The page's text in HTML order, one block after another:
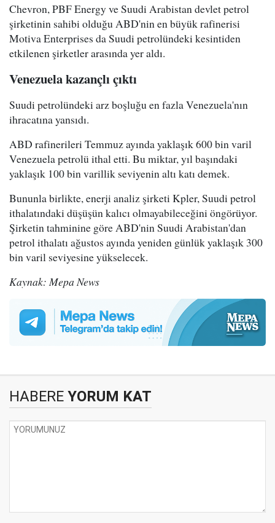
Chevron, PBF Energy ve Suudi Arabistan devlet petrol
şirketinin sahibi olduğu ABD'nin en büyük rafinerisi
Motiva Enterprises da Suudi petrolündeki kesintiden
etkilenen şirketler arasında yer aldı.
Venezuela kazançlı çıktı
Suudi petrolündeki arz boşluğu en fazla Venezuela'nın
ihracatına yansıdı.
ABD rafinerileri Temmuz ayında yaklaşık 600 bin varil
Venezuela petrolü ithal etti. Bu miktar, yıl başındaki
yaklaşık 100 bin varillik seviyenin altı katı demek.
Bununla birlikte, enerji analiz şirketi Kpler, Suudi petrol
ithalatındaki düşüşün kalıcı olmayabileceğini öngörüyor.
Şirketin tahminine göre ABD'nin Suudi Arabistan'dan
petrol ithalatı ağustos ayında yeniden günlük yaklaşık 300
bin varil seviyesine yükselecek.
Kaynak: Mepa News
HABERE YORUM KAT